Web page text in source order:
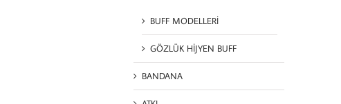
BUFF MODELLERİ
GÖZLÜK HİJYEN BUFF
BANDANA